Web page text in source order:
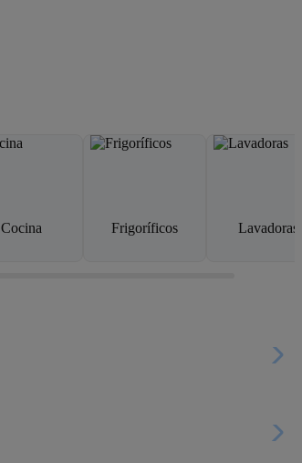
Cocina Frigoríficos Lavadoras